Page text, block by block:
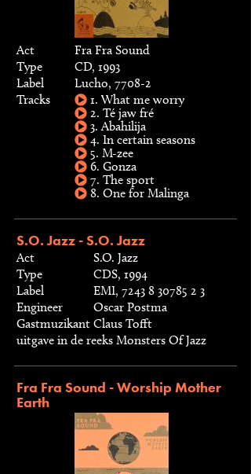
Act
Fra Fra Sound
Type
CD, 1993
Label
Lucho, 7708-2
Tracks
1. What me worry
2. Té jaw fré
3. Abahilija
4. In certain seasons
5. M-zee
6. Gonza
7. The sport
8. One for Malinga
S.O. Jazz - S.O. Jazz
Act
S.O. Jazz
Type
CDS, 1994
Label
EMI, 7243 8 30785 2 3
Engineer
Oscar Postma
Gastmuzikant Claus Tofft
uitgave in de reeks Monsters Of Jazz
Fra Fra Sound - Worship Mother
Earth